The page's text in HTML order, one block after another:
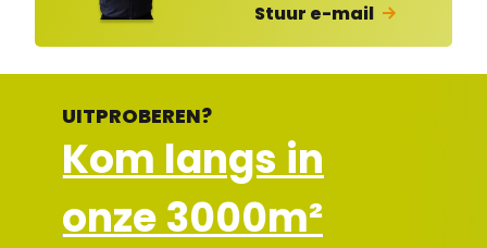
Stuur e-mail
UITPROBEREN?
Kom langs in
onze 3000m²